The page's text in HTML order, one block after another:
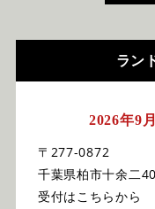
ラン
2026年9
〒277-0872
千葉県柏市十余二
受付はこちらから